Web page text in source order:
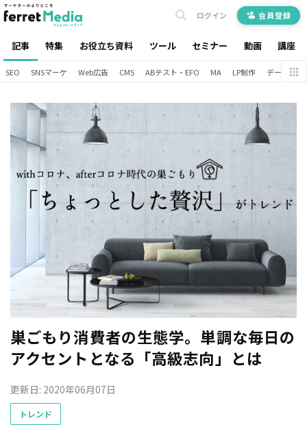
記事 特集 お役立ち資料 ツール セミナー 動画 講座
ログイン 会員登録
SEO SNSマーケ Web広告 CMS ABテスト・EFO MA LP制作 データ分析
巣ごもり消費者の生態学。単調な毎日の
アクセントとなる「高級志向」とは
更新日: 2020年06月07日
トレンド